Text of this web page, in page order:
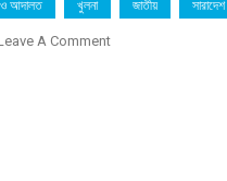
আদালত খুলনা জাতীয় সারাদেশ
A CommentOn